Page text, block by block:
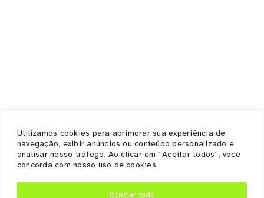
Utilizamos cookies para aprimorar sua experiência de
navegação, exibir anúncios ou conteúdo personalizado e
analisar nosso tráfego. Ao clicar em “Aceitar todos”, você
concorda com nosso uso de cookies.
Aceitar tudo
Empresas
Suporte as empresas
Convênios e Parcerias